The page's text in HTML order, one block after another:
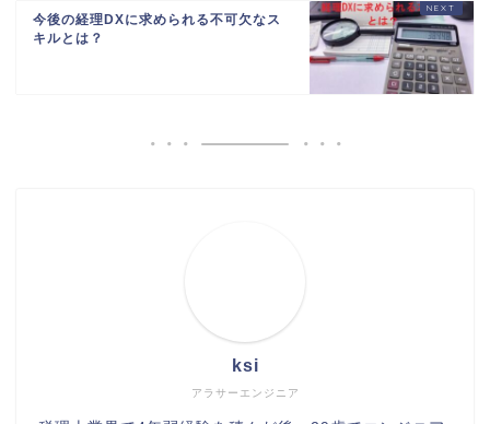
今後の経理DXに求められる不可欠なス
キルとは？
アラサーエンジニア
ksi